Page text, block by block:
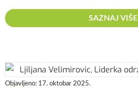
SAZNAJ VIŠE
Objavljeno: 17. oktobar 2025.